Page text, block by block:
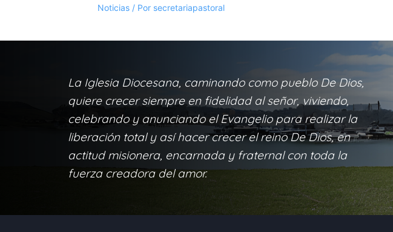
Noticias / Por secretariapastoral
La Iglesia Diocesana, caminando como pueblo De Dios,
quiere crecer siempre en fidelidad al señor, viviendo,
celebrando y anunciando el Evangelio para realizar la
liberación total y así hacer crecer el reino De Dios, en
actitud misionera, encarnada y fraternal con toda la
fuerza creadora del amor.